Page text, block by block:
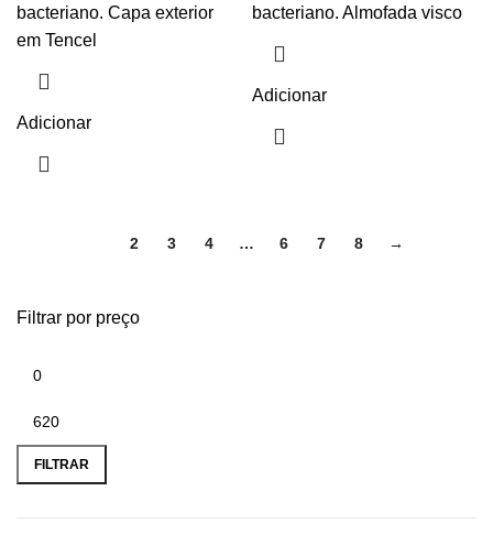
Filtrar por preço
FILTRAR
bacteriano. Capa exterior
em Tencel
Adicionar
bacteriano. Almofada visco
Adicionar
2 3 4 … 6 7 8 →